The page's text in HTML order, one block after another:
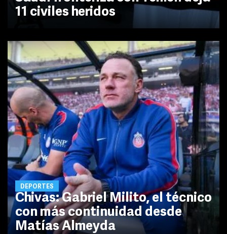
11 civiles heridos
DEPORTES
Chivas: Gabriel Milito, el técnico
con más continuidad desde
Matías Almeyda